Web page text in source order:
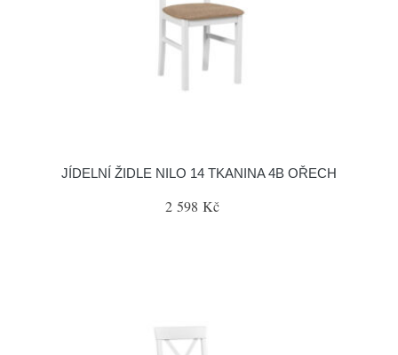
JÍDELNÍ ŽIDLE NILO 14 TKANINA 4B OŘECH
2 598 Kč